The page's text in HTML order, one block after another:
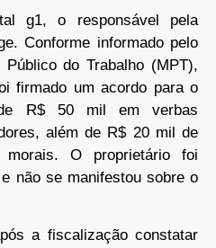
g1, o responsável pela
Conforme informado pelo
do Trabalho (MPT),
firmado um acordo para o
R$ 50 mil em verbas
além de R$ 20 mil de
morais. O proprietário foi
não se manifestou sobre o
a fiscalização constatar